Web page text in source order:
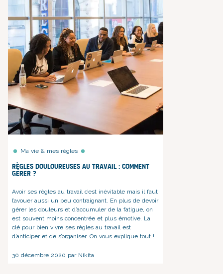
Ma vie & mes règles
Règles douloureuses au travail : comment
gérer ?
Avoir ses règles au travail c’est inévitable mais il faut
l’avouer aussi un peu contraignant. En plus de devoir
gérer les douleurs et d’accumuler de la fatigue, on
est souvent moins concentrée et plus émotive. La
clé pour bien vivre ses règles au travail est
d’anticiper et de s’organiser. On vous explique tout !
30 décembre 2020 par Nikita